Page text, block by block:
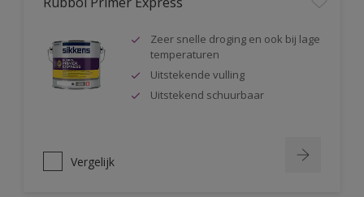
Zeer snelle droging en ook bij lage
temperaturen
Uitstekende vulling
Uitstekend schuurbaar
Vergelijk